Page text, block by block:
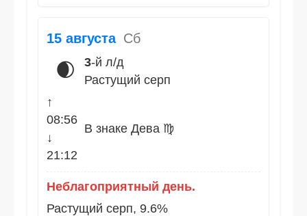
15 августа Сб
🌒 3-й л/д
Растущий серп
↑
08:56
↓
21:12
В знаке Дева ♍
Неблагоприятный день.
Растущий серп, 9.6%